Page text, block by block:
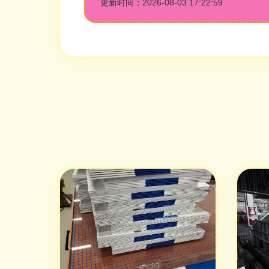
更新时间：2026-08-03 17:22:59